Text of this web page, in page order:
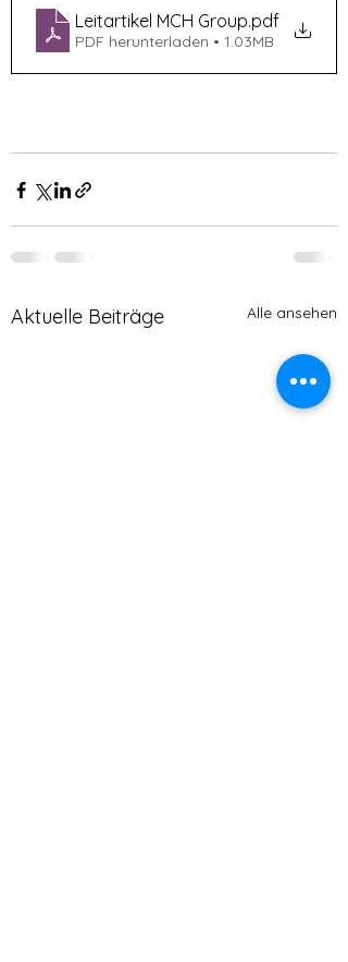
Leitartikel MCH Group.pdf
PDF herunterladen • 1.03MB
Aktuelle Beiträge Alle ansehen